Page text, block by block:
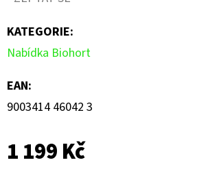
0,0
z
5
hvězdiček.
KATEGORIE:
Nabídka Biohort
EAN:
9003414 46042 3
1 199 Kč